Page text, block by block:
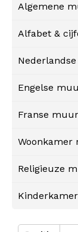
Algemene
Alfabet &
Engelse
Franse
Woonkamer
Religieuze